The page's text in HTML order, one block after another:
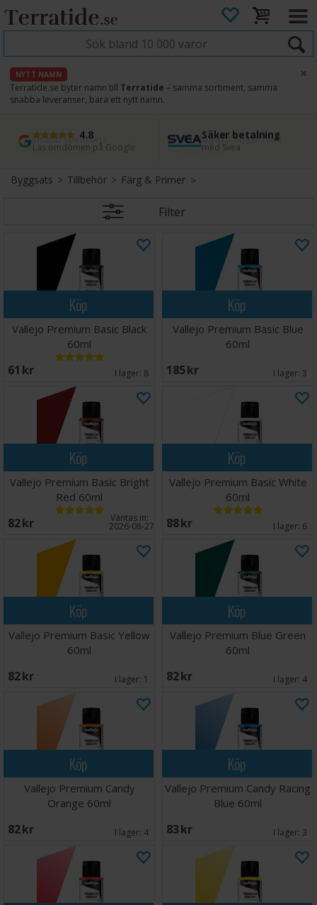
NYTT NAMN
Terratide.se byter namn till Terratide – samma sortiment, samma
snabba leveranser, bara ett nytt namn.
×
4.8
Läs omdömen på Google
Säker betalning
med Svea
Snabb leverans
Direkt från lager
45 dagars ångerrätt
Enkel retur
Byggsats>Tillbehör> Färg & Primer
Filter
Köp
Vallejo Premium Basic Black
60ml
61 SEK I lager: 8
Köp
Vallejo Premium Basic Blue
60ml
185 SEK I lager: 3
Köp
Vallejo Premium Basic Bright
Red 60ml
82 SEK Väntas in:
2026-08-27
Köp
Vallejo Premium Basic White
60ml
88 SEK I lager: 6
Köp
Vallejo Premium Basic Yellow
60ml
82 SEK I lager: 1
Köp
Vallejo Premium Blue Green
60ml
82 SEK I lager: 4
Köp
Vallejo Premium Candy
Orange 60ml
82 SEK I lager: 4
Köp
Vallejo Premium Candy Racing
Blue 60ml
83 SEK I lager: 3